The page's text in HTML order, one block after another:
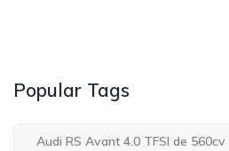
Popular Tags
Audi RS Avant 4.0 TFSI de 560cv